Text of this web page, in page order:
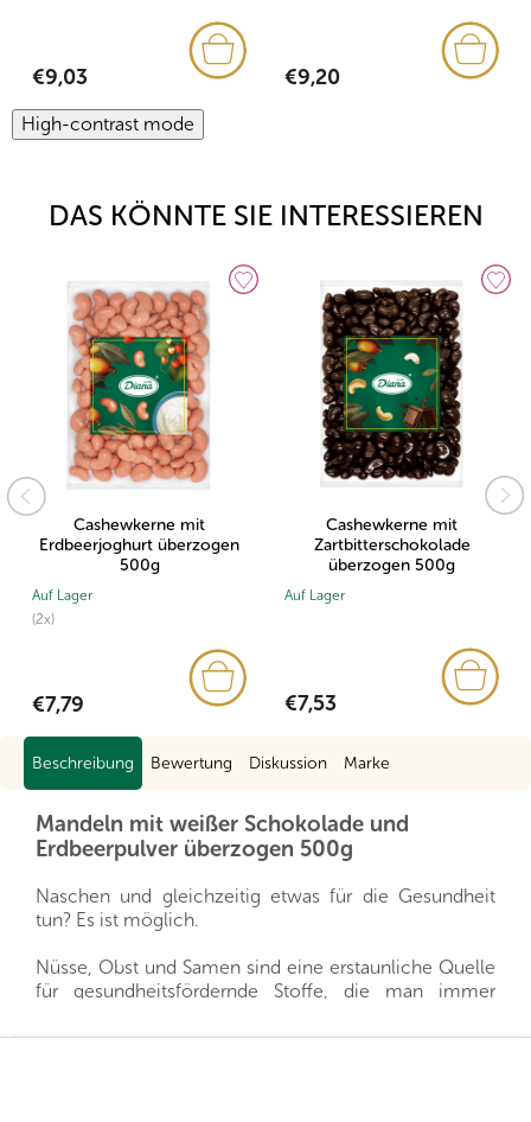
€9,03 €9,20
High-contrast mode
DAS KÖNNTE SIE INTERESSIEREN
Cashewkerne mit
Erdbeerjoghurt überzogen
500g
(2x)
Auf Lager
€7,79
Cashewkerne mit
Zartbitterschokolade
überzogen 500g
Auf Lager
€7,53
Beschreibung Bewertung Diskussion Marke
Mandeln mit weißer Schokolade und
Erdbeerpulver überzogen 500g
Naschen und gleichzeitig etwas für die Gesundheit
tun? Es ist möglich.
Nüsse, Obst und Samen sind eine erstaunliche Quelle
für gesundheitsfördernde Stoffe, die man immer
hervorragend. Sie sind ein gesunder und schneller